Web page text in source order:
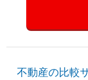
不動産の比較